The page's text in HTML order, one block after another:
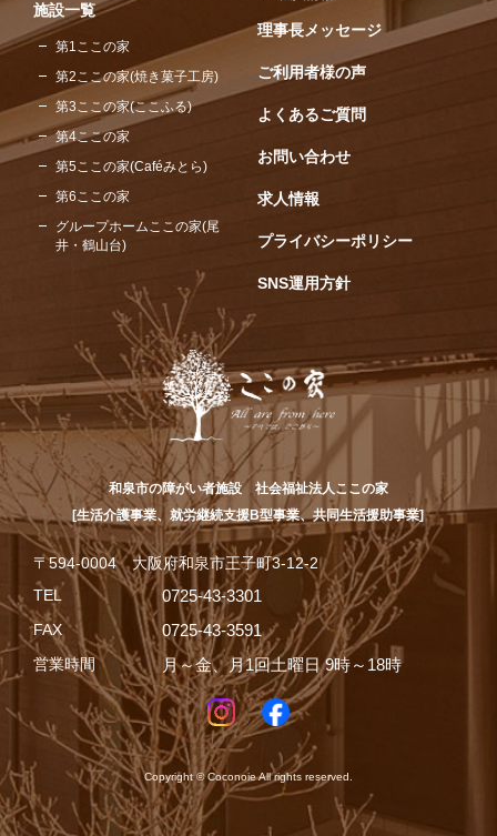
施設一覧
第1ここの家
第2ここの家(焼き菓子工房)
第3ここの家(ここふる)
第4ここの家
第5ここの家(Caféみとら)
第6ここの家
グループホームここの家(尾
井・鶴山台)
理事長メッセージ
ご利用者様の声
よくあるご質問
お問い合わせ
求人情報
プライバシーポリシー
SNS運用方針
和泉市の障がい者施設 社会福祉法人ここの家
[生活介護事業、就労継続支援B型事業、共同生活援助事業]
〒594-0004 大阪府和泉市王子町3-12-2
TEL
0725-43-3301
FAX 0725-43-3591
営業時間 月～金、月1回土曜日 9時～18時
Copyright © Coconoie All rights reserved.